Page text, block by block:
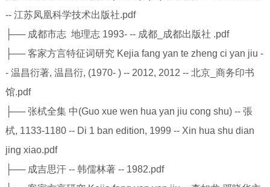
-- 江苏凤凰科学技术出版社.pdf
├── 成都市志 地理志 1993- -- 成都_成都出版社 .pdf
├── 客家方言特征词研究 Kejia fang yan te zheng ci yan jiu -
- 温昌衍著, 温昌衍, (1970- ) -- 2012, 2012 -- 北京_商务印书
馆.pdf
├── 张栻全集 中(Guo xue wen hua yan jiu cong shu) -- 張
栻, 1133-1180 -- Di 1 ban edition, 1999 -- Xin hua shu dian
jing xiao.pdf
├── 成吉思汗 -- 韩儒林著 -- 1982.pdf